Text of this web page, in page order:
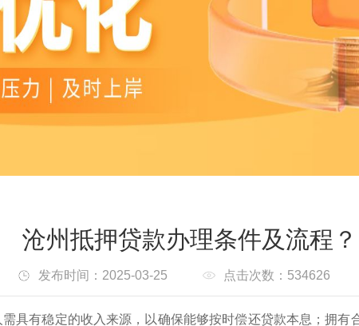
沧州抵押贷款办理条件及流程？
发布时间：2025-03-25 点击次数：534626
具有稳定的收入来源，以确保能够按时偿还贷款本息；拥